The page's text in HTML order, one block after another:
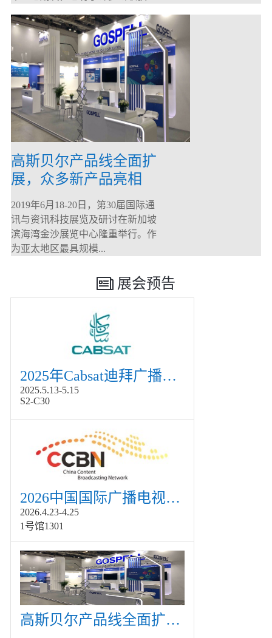
高斯贝尔产品线全面扩
展，众多新产品亮相
CommunicAsia 2019
2019年6月18-20日，第30届国际通
讯与资讯科技展览及研讨在新加坡
滨海湾金沙展览中心隆重举行。作
为亚太地区最具规模...
展会预告
2025年Cabsat迪拜广播电视展
2025.5.13-5.15
S2-C30
2026中国国际广播电视信息网络展览会展
2026.4.23-4.25
1号馆1301
高斯贝尔产品线全面扩展，众多新产品亮相CommunicAsia 2019